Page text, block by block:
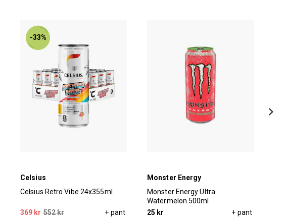
-33%
Celsius
Celsius Retro Vibe 24x355ml
369 kr 552 kr + pant
Monster Energy
Monster Energy Ultra
Watermelon 500ml
25 kr
+ pant